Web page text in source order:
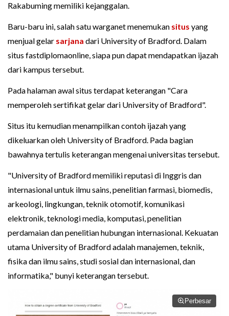
Rakabuming memiliki kejanggalan.
Baru-baru ini, salah satu warganet menemukan situs yang
menjual gelar sarjana dari University of Bradford. Dalam
situs fastdiplomaonline, siapa pun dapat mendapatkan ijazah
dari kampus tersebut.
Pada halaman awal situs terdapat keterangan "Cara
memperoleh sertifikat gelar dari University of Bradford".
Situs itu kemudian menampilkan contoh ijazah yang
dikeluarkan oleh University of Bradford. Pada bagian
bawahnya tertulis keterangan mengenai universitas tersebut.
"University of Bradford memiliki reputasi di Inggris dan
internasional untuk ilmu sains, penelitian farmasi, biomedis,
arkeologi, lingkungan, teknik otomotif, komunikasi
elektronik, teknologi media, komputasi, penelitian
perdamaian dan penelitian hubungan internasional. Kekuatan
utama University of Bradford adalah manajemen, teknik,
fisika dan ilmu sains, studi sosial dan internasional, dan
informatika," bunyi keterangan tersebut.
Perbesar